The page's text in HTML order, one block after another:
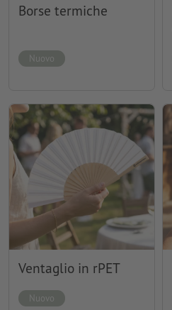
Borse termiche
Nuovo
Ventaglio in rPET
Nuovo